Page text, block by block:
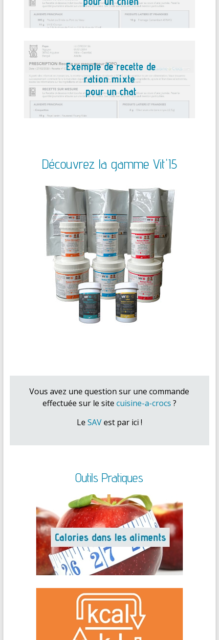
Découvrez la gamme Vit'I5
Vous avez une question sur une commande
effectuée sur le site cuisine-a-crocs ?
Le SAVest par ici !
Outils Pratiques